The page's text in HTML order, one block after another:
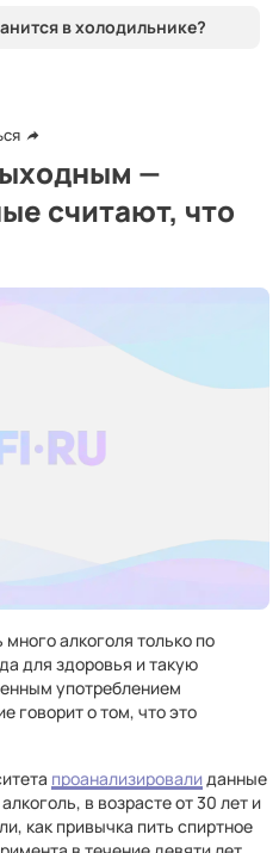
в холодильнике?
—
считают, что
алкоголя только по
для здоровья и такую
употреблением
говорит о том, что это
проанализировали данные
в возрасте от 30 лет и
как привычка пить спиртное